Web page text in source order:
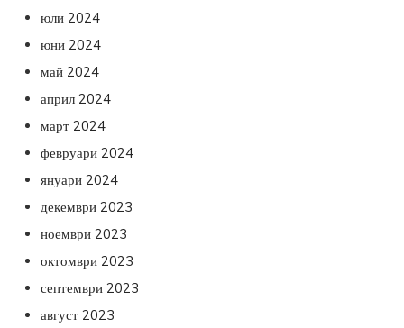
юли 2024
юни 2024
май 2024
април 2024
март 2024
февруари 2024
януари 2024
декември 2023
ноември 2023
октомври 2023
септември 2023
август 2023